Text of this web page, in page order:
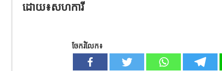
ដោយ​៖សហការី​
ចែករំលែក៖